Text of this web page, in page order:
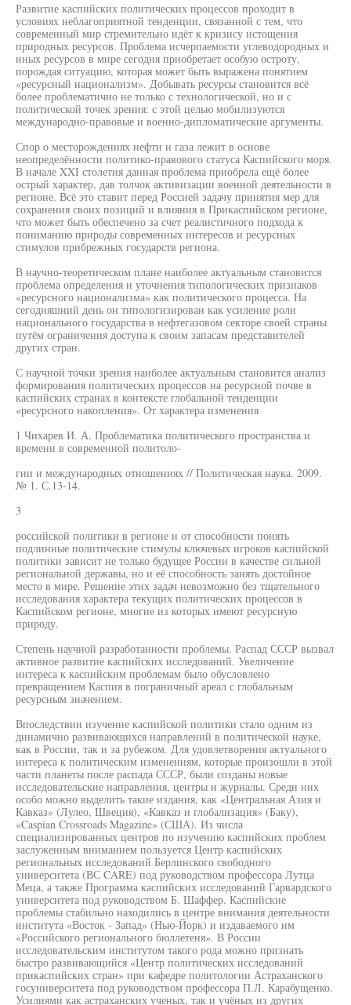
Развитие каспийских политических процессов проходит в
условиях неблагоприятной тенденции, связанной с тем, что
современный мир стремительно идёт к кризису истощения
природных ресурсов. Проблема исчерпаемости углеводородных и
иных ресурсов в мире сегодня приобретает особую остроту,
порождая ситуацию, которая может быть выражена понятием
«ресурсный национализм». Добывать ресурсы становится всё
более проблематично не только с технологической, но и с
политической точек зрения: с этой целью мобилизуются
международно-правовые и военно-дипломатические аргументы.
Спор о месторождениях нефти и газа лежит в основе
неопределённости политико-правового статуса Каспийского моря.
В начале XXI столетия данная проблема приобрела ещё более
острый характер, дав толчок активизации военной деятельности в
регионе. Всё это ставит перед Россией задачу принятия мер для
сохранения своих позиций и влияния в Прикаспийском регионе,
что может быть обеспечено за счет реалистичного подхода к
пониманию природы современных интересов и ресурсных
стимулов прибрежных государств региона.
В научно-теоретическом плане наиболее актуальным становится
проблема определения и уточнения типологических признаков
«ресурсного национализма» как политического процесса. На
сегодняшний день он типологизирован как усиление роли
национального государства в нефтегазовом секторе своей страны
путём ограничения доступа к своим запасам представителей
других стран.
С научной точки зрения наиболее актуальным становится анализ
формирования политических процессов на ресурсной почве в
каспийских странах в контексте глобальной тенденции
«ресурсного накопления». От характера изменения
1 Чихарев И. А. Проблематика политического пространства и
времени в современной политоло-
гии и международных отношениях // Политическая наука. 2009.
№ 1. С.13-14.
3
российской политики в регионе и от способности понять
подлинные политические стимулы ключевых игроков каспийской
политики зависит не только будущее России в качестве сильной
региональной державы, но и её способность занять достойное
место в мире. Решение этих задач невозможно без тщательного
исследования характера текущих политических процессов в
Каспийском регионе, многие из которых имеют ресурсную
природу.
Степень научной разработанности проблемы. Распад СССР вызвал
активное развитие каспийских исследований. Увеличение
интереса к каспийским проблемам было обусловлено
превращением Каспия в пограничный ареал с глобальным
ресурсным значением.
Впоследствии изучение каспийской политики стало одним из
динамично развивающихся направлений в политической науке,
как в России, так и за рубежом. Для удовлетворения актуального
интереса к политическим изменениям, которые произошли в этой
части планеты после распада СССР, были созданы новые
исследовательские направления, центры и журналы. Среди них
особо можно выделить такие издания, как «Центральная Азия и
Кавказ» (Лулео, Швеция), «Кавказ и глобализация» (Баку),
«Caspian Crossroads Magazine» (США). Из числа
специализированных центров по изучению каспийских проблем
заслуженным вниманием пользуется Центр каспийских
региональных исследований Берлинского свободного
университета (ВС CARE) под руководством профессора Лутца
Меца, а также Программа каспийских исследований Гарвардского
университета под руководством Б. Шаффер. Каспийские
проблемы стабильно находились в центре внимания деятельности
института «Восток - Запад» (Нью-Йорк) и издаваемого им
«Российского регионального бюллетеня». В России
исследовательским институтом такого рода можно признать
быстро развивающийся «Центр политических исследований
прикаспийских стран» при кафедре политологии Астраханского
госуниверситета под руководством профессора П.Л. Карабущенко.
Усилиями как астраханских ученых, так и учёных из других